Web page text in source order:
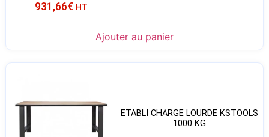
931,66€ HT
Ajouter au panier
ETABLI CHARGE LOURDE KSTOOLS
1000 KG